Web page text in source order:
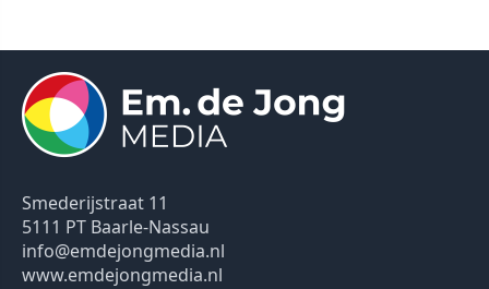
Smederijstraat 11
5111 PT Baarle-Nassau
info@emdejongmedia.nl
www.emdejongmedia.nl